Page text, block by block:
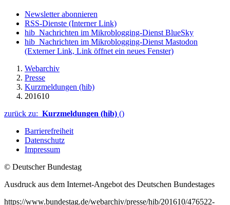
Newsletter abonnieren
RSS-Dienste (Interner Link)
hib_Nachrichten im Mikroblogging-Dienst BlueSky
hib_Nachrichten im Mikroblogging-Dienst Mastodon
(Externer Link, Link öffnet ein neues Fenster)
Webarchiv
Presse
Kurzmeldungen (hib)
201610
zurück zu: Kurzmeldungen (hib) ()
Barrierefreiheit
Datenschutz
Impressum
© Deutscher Bundestag
Ausdruck aus dem Internet-Angebot des Deutschen Bundestages
https://www.bundestag.de/webarchiv/presse/hib/201610/476522-